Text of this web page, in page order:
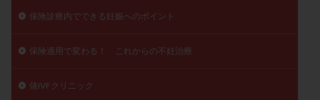
保険診療内でできる妊娠へのポイント
保険適用で変わる！ これからの不妊治療
俵IVFクリニック